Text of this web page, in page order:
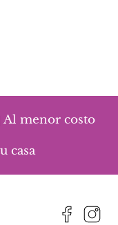
Al menor costo
casa